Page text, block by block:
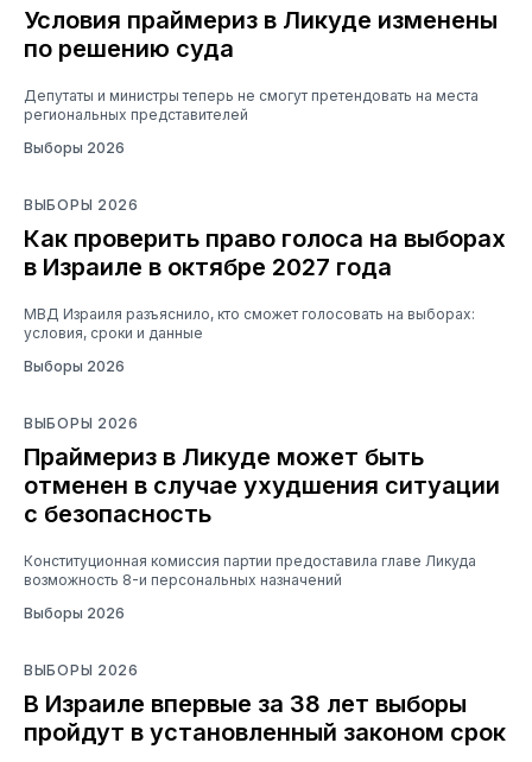
Условия праймериз в Ликуде изменены
по решению суда
Депутаты и министры теперь не смогут претендовать на места
региональных представителей
Выборы 2026
ВЫБОРЫ 2026
Как проверить право голоса на выборах
в Израиле в октябре 2027 года
МВД Израиля разъяснило, кто сможет голосовать на выборах:
условия, сроки и данные
Выборы 2026
ВЫБОРЫ 2026
Праймериз в Ликуде может быть
отменен в случае ухудшения ситуации
с безопасность
Конституционная комиссия партии предоставила главе Ликуда
возможность 8-и персональных назначений
Выборы 2026
ВЫБОРЫ 2026
В Израиле впервые за 38 лет выборы
пройдут в установленный законом срок